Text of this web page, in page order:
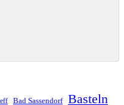
Bad Sassendorf Basteln